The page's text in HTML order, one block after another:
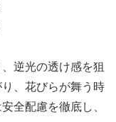
逆光の透け感を狙
、花びらが舞う時
全配慮を徹底し、